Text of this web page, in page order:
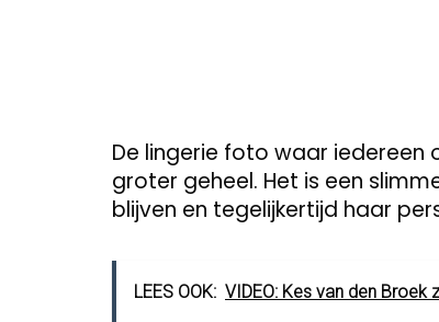
De lingerie foto waar iedereen
groter geheel. Het is een
blijven en tegelijkertijd haar
LEES OOK: VIDEO: Kes van den Broek